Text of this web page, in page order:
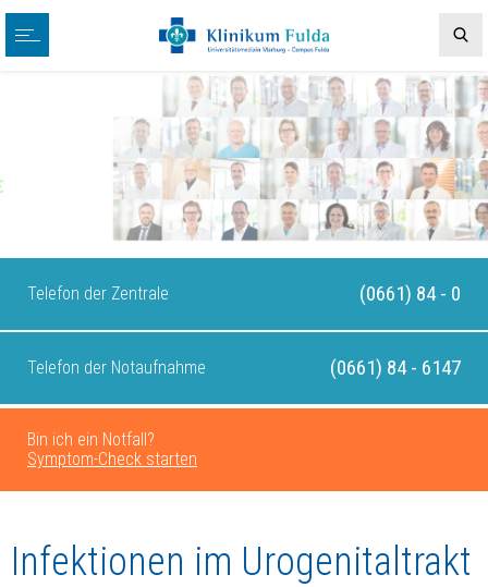
Telefon der Zentrale (0661) 84 - 0
Telefon der Notaufnahme (0661) 84 - 6147
Bin ich ein Notfall?
Symptom-Check starten
Infektionen im Urogenitaltrakt